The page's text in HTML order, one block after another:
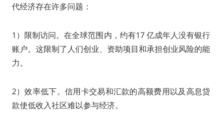
代经济存在许多问题：
1）限制访问。在全球范围内，约有17 亿成年人没有银行
账户。这限制了人们创业、资助项目和承担创业风险的能
力。
2）效率低下。信用卡交易和汇款的高额费用以及高息贷
款使低收入社区难以参与经济。